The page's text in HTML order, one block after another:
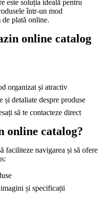
este soluția ideală pentru
într-un mod
de plată online.
online catalog
organizat și atractiv
detaliate despre produse
să te contacteze direct
online catalog?
faciliteze navigarea și să ofere
și specificații